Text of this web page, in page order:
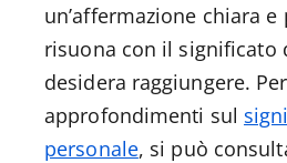
un’affermazione chiara
risuona con il significato
desidera raggiungere. Per
approfondimenti sul
personale, si può